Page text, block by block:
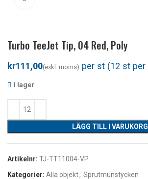
Turbo TeeJet Tip, 04 Red, Poly
kr
I lager
LÄGG TILL I VARUKORG
Artikelnr: TJ-TT11004-VP
Kategorier: Alla objekt, Sprutmunstycken